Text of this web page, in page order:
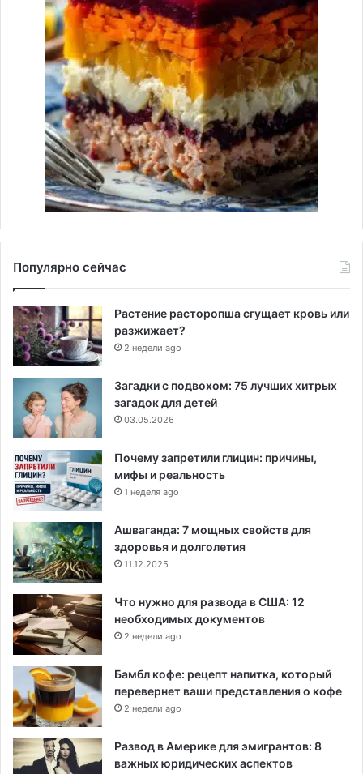
Популярно сейчас
Растение расторопша сгущает кровь или
разжижает?
2 недели ago
Загадки с подвохом: 75 лучших хитрых
загадок для детей
03.05.2026
Почему запретили глицин: причины,
мифы и реальность
1 неделя ago
Ашваганда: 7 мощных свойств для
здоровья и долголетия
11.12.2025
Что нужно для развода в США: 12
необходимых документов
2 недели ago
Бамбл кофе: рецепт напитка, который
перевернет ваши представления о кофе
2 недели ago
Развод в Америке для эмигрантов: 8
важных юридических аспектов